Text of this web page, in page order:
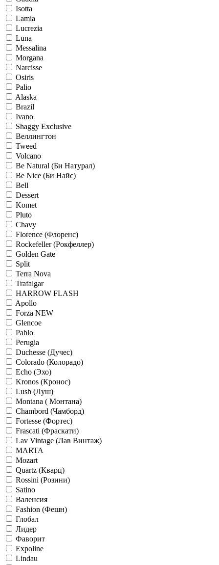
Isotta
Lamia
Lucrezia
Luna
Messalina
Morgana
Narcisse
Osiris
Palio
Alaska
Brazil
Ivano
Shaggy Exclusive
Веллингтон
Tweed
Volcano
Be Natural (Би Натурал)
Be Nice (Би Найс)
Bell
Dessert
Komet
Pluto
Chavy
Florence (Флоренс)
Rockefeller (Рокфеллер)
Golden Gate
Split
Terra Nova
Trafalgar
HARROW FLASH
Apollo
Forza NEW
Glencoe
Pablo
Perugia
Duchesse (Дучес)
Colorado (Колорадо)
Echo (Эхо)
Kronos (Кронос)
Lush (Луш)
Montana ( Монтана)
Chambord (Чамборд)
Fortesse (Фортес)
Frascati (Фраскати)
Lav Vintage (Лав Винтаж)
MARTA
Mozart
Quartz (Кварц)
Rossini (Розини)
Satino
Валенсия
Fashion (Фешн)
Глобал
Лидер
Фаворит
Expoline
Lindau